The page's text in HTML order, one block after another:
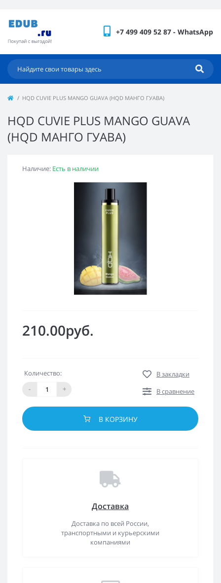
+7 499 409 52 87 - WhatsApp
HQD CUVIE PLUS MANGO GUAVA (HQD МАНГО ГУАВА)
HQD CUVIE PLUS MANGO GUAVA
(HQD МАНГО ГУАВА)
Наличие: Есть в наличии
210.00руб.
Количество:
-
+
В закладки
В сравнение
В КОРЗИНУ
Доставка
Доставка по всей России,
транспортными и курьерскими
компаниями